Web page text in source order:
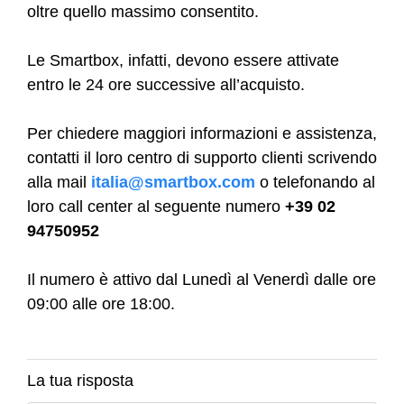
oltre quello massimo consentito.
Le Smartbox, infatti, devono essere attivate
entro le 24 ore successive all’acquisto.
Per chiedere maggiori informazioni e assistenza,
contatti il loro centro di supporto clienti scrivendo
a lla mail italia@smartbox.com o telefonando al
loro call center al seguente numero +39 02
94750952
Il numero è attivo dal Lunedì al Venerdì dalle ore
09:00 alle ore 18:00.
La tua risposta